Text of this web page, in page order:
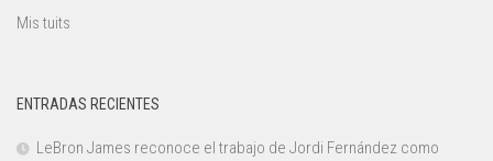
Mis tuits
ENTRADAS RECIENTES
LeBron James reconoce el trabajo de Jordi Fernández como